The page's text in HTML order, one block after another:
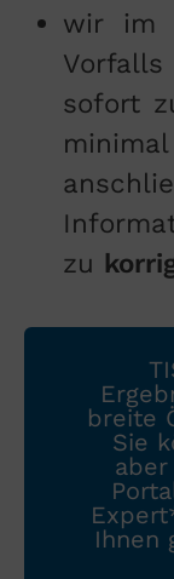
wir im
sofort
zu
breite
Sie
Ihnen